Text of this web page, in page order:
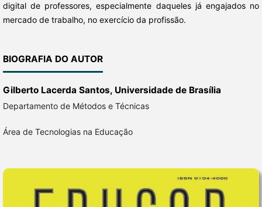
digital de professores, especialmente daqueles já engajados no
mercado de trabalho, no exercício da profissão.
BIOGRAFIA DO AUTOR
Gilberto Lacerda Santos, Universidade de Brasília
Departamento de Métodos e Técnicas
Área de Tecnologias na Educação